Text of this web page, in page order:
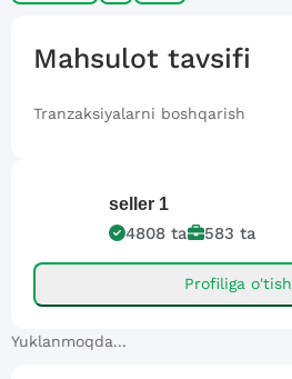
Mahsulot tavsifi
Tranzaksiyalarni boshqarish
seller 1
4808 ta 583 ta
Profiliga o'tish
Yuklanmoqda...